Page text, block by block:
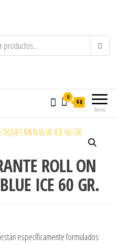
Menú
0
$0
ROLL ON
ICE 60 GR.
específicamente formulados